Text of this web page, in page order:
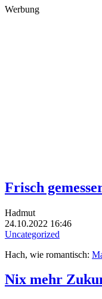
Werbung
Frisch
Hadmut
24.10.2022 16:46
Uncategorized
Hach, wie romantisch:
Nix mehr